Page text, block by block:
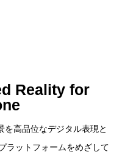
Reality for
高品位なデジタル表現と
ラットフォームをめざして